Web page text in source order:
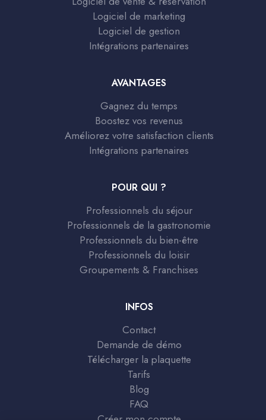
Logiciel de marketing
Logiciel de gestion
Intégrations partenaires
AVANTAGES
Gagnez du temps
Boostez vos revenus
Améliorez votre satisfaction clients
Intégrations partenaires
POUR QUI ?
Professionnels du séjour
Professionnels de la gastronomie
Professionnels du bien-être
Professionnels du loisir
Groupements & Franchises
INFOS
Contact
Demande de démo
Télécharger la plaquette
Tarifs
Blog
FAQ